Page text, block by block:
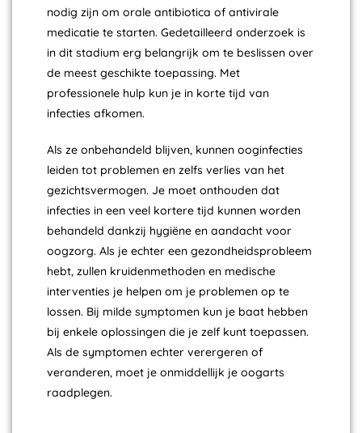
nodig zijn om orale antibiotica of antivirale
medicatie te starten. Gedetailleerd onderzoek is
in dit stadium erg belangrijk om te beslissen over
de meest geschikte toepassing. Met
professionele hulp kun je in korte tijd van
infecties afkomen.
Als ze onbehandeld blijven, kunnen ooginfecties
leiden tot problemen en zelfs verlies van het
gezichtsvermogen. Je moet onthouden dat
infecties in een veel kortere tijd kunnen worden
behandeld dankzij hygiëne en aandacht voor
oogzorg. Als je echter een gezondheidsprobleem
hebt, zullen kruidenmethoden en medische
interventies je helpen om je problemen op te
lossen. Bij milde symptomen kun je baat hebben
bij enkele oplossingen die je zelf kunt toepassen.
Als de symptomen echter verergeren of
veranderen, moet je onmiddellijk je oogarts
raadplegen.